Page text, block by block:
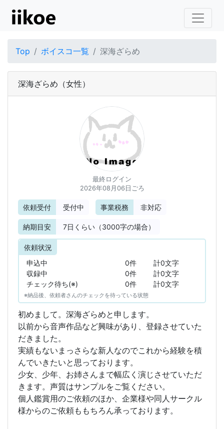
Top ボイスコ一覧 深海ざらめ
深海ざらめ （女性）
最終ログイン
2026年08月06日ごろ
依頼受付 受付中 事業税務 非対応
納期目安 7日くらい（3000字の場合）
依頼状況
申込中
0件
計0文字
収録中
0件
計0文字
チェック待ち(※)
0件 計0文字
※納品後、依頼者さんのチェックを待っている状態
初めまして。深海ざらめと申します。
以前から音声作品など興味があり、登録させていた
だきました。
実績もないまっさらな新人なのでこれから経験を積
んでいきたいと思っております。
少女、少年、お姉さんまで幅広く演じさせていただ
きます。声質はサンプルをご覧ください。
個人鑑賞用のご依頼のほか、企業様や同人サークル
様からのご依頼ももちろん承っております。